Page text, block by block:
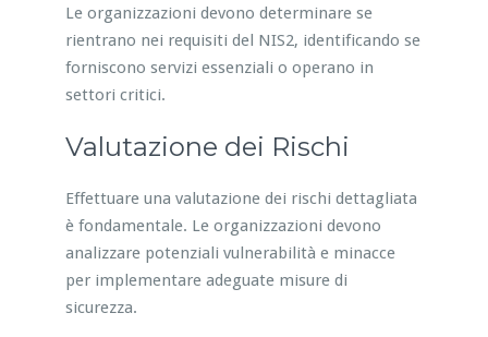
Le organizzazioni devono determinare se
rientrano nei requisiti del NIS2, identificando se
forniscono servizi essenziali o operano in
settori critici.
Valutazione dei Rischi
Effettuare una valutazione dei rischi dettagliata
è fondamentale. Le organizzazioni devono
analizzare potenziali vulnerabilità e minacce
per implementare adeguate misure di
sicurezza.